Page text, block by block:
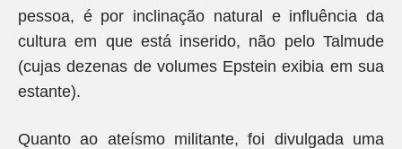
pessoa, é por inclinação natural e influência da
cultura em que está inserido, não pelo Talmude
(cujas dezenas de volumes Epstein exibia em sua
estante).
Quanto ao ateísmo militante, foi divulgada uma